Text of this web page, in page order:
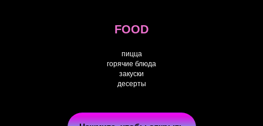
FOOD
пицца
горячие блюда
закуски
десерты